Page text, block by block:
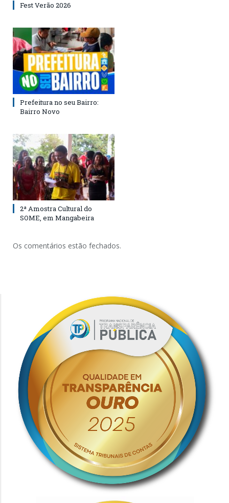
Fest Verão 2026
Prefeitura no seu Bairro:
Bairro Novo
2ª Amostra Cultural do
SOME, em Mangabeira
Os comentários estão fechados.